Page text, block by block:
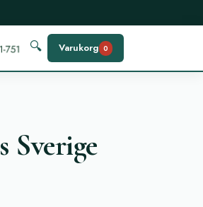
🔍 Varukorg 0
Sverige